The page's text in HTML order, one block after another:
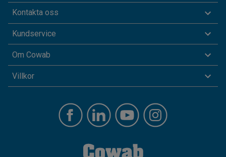
Kontakta oss
Kundservice
Om Cowab
Villkor